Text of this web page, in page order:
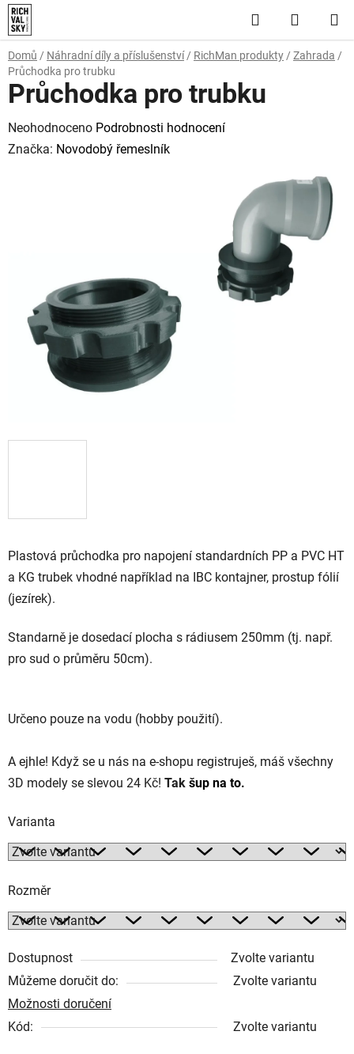
Přejít
na
obsah
Hledat
KOŠÍK
Domů / Náhradní díly a příslušenství / RichMan produkty / Zahrada /
Průchodka pro trubku
Plastová průchodka pro napojení standardních PP a PVC HT
a KG trubek vhodné například na IBC kontajner, prostup fólií
(jezírek).
Standarně je dosedací plocha s rádiusem 250mm (tj. např.
pro sud o průměru 50cm).
Určeno pouze na vodu (hobby použití).
A ejhle! Když se u nás na e-shopu registruješ, máš všechny
3D modely se slevou 24 Kč! Tak šup na to.
Varianta
Rozměr
Dostupnost
Zvolte variantu
Můžeme doručit do:
Zvolte variantu
Možnosti doručení
Kód:
Zvolte variantu
Průchodka pro trubku
Průměrné
hodnocení
Neohodnoceno Podrobnosti hodnocení
Značka: Novodobý řemeslník